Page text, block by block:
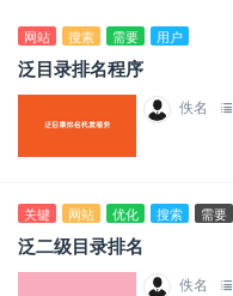
网站 搜索 需要 用户
泛目录排名程序
佚名
关键 网站 优化 搜索 需要
泛二级目录排名
佚名